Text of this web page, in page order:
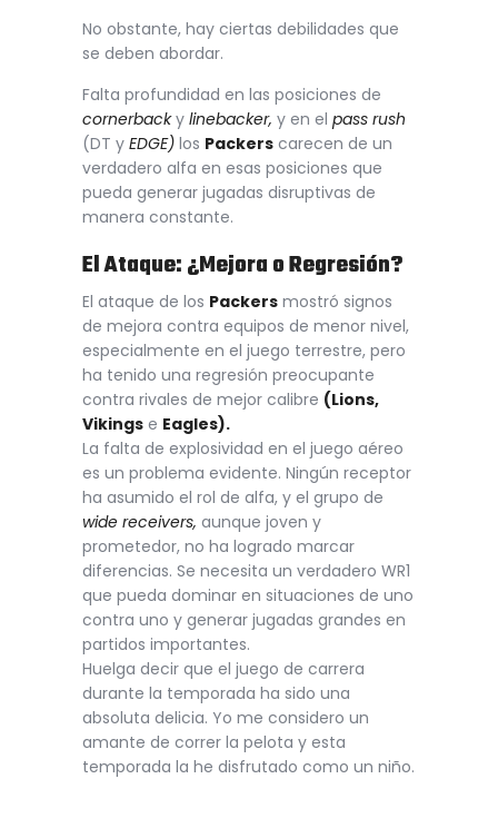
No obstante, hay ciertas debilidades que
se deben abordar.
Falta profundidad en las posiciones de
cornerbacky linebacker, y en el pass rush
(DT y EDGE) los Packers carecen de un
verdadero alfa en esas posiciones que
pueda generar jugadas disruptivas de
manera constante.
El Ataque: ¿Mejora o Regresión?
El ataque de los Packers mostró signos
de mejora contra equipos de menor nivel,
especialmente en el juego terrestre, pero
ha tenido una regresión preocupante
contra rivales de mejor calibre (Lions,
Vikings e Eagles).
La falta de explosividad en el juego aéreo
es un problema evidente. Ningún receptor
ha asumido el rol de alfa, y el grupo de
wide receivers, aunque joven y
prometedor, no ha logrado marcar
diferencias. Se necesita un verdadero WR1
que pueda dominar en situaciones de uno
contra uno y generar jugadas grandes en
partidos importantes.
Huelga decir que el juego de carrera
durante la temporada ha sido una
absoluta delicia. Yo me considero un
amante de correr la pelota y esta
temporada la he disfrutado como un niño.